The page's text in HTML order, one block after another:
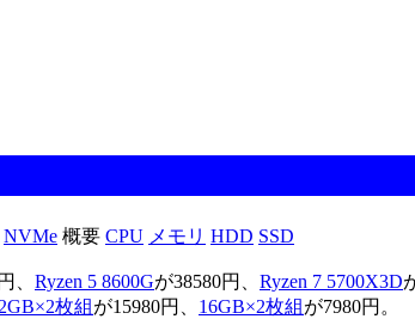
NVMe 概要 CPU メモリ HDD SSD
、 Ryzen 5 8600Gが38580円、 Ryzen 7 5700X3D
枚組が15980円、 16GB×2枚組が7980円。